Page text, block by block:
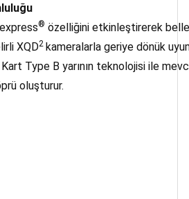
® özelliğini etkinleştirerek
XQD2kameralarla geriye dönük
Type B yarının teknolojisi ile
oluşturur.